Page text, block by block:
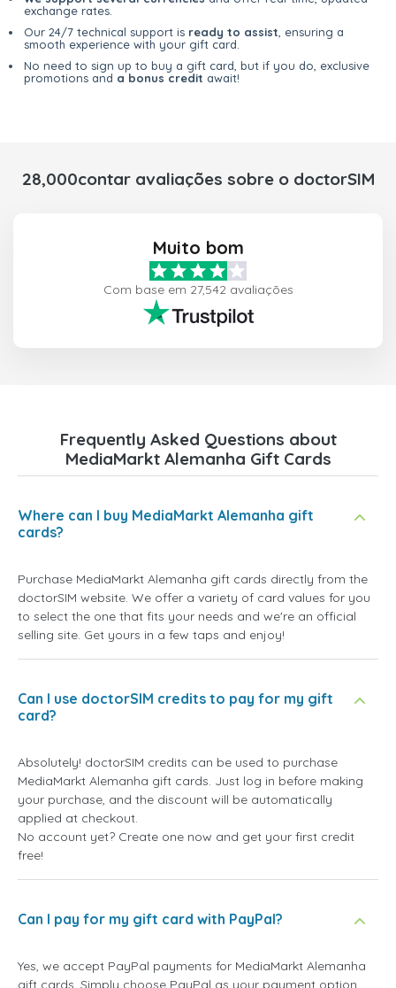
exchange rates.
Our 24/7 technical support is ready to assist , ensuring a
smooth experience with your gift card.
No need to sign up to buy a gift card, but if you do, exclusive
promotions and a bonus credit await!
28,000contar avaliações sobre o doctorSIM
Muito bom
Com base em 27,542 avaliações
Frequently Asked Questions about
MediaMarkt Alemanha Gift Cards
Where can I buy MediaMarkt Alemanha gift
cards?
Purchase MediaMarkt Alemanha gift cards directly from the
doctorSIM website. We offer a variety of card values for you
to select the one that fits your needs and we're an official
selling site. Get yours in a few taps and enjoy!
Can I use doctorSIM credits to pay for my gift
card?
Absolutely! doctorSIM credits can be used to purchase
MediaMarkt Alemanha gift cards. Just log in before making
your purchase, and the discount will be automatically
applied at checkout.
No account yet? Create one now and get your first credit
free!
Can I pay for my gift card with PayPal?
Yes, we accept PayPal payments for MediaMarkt Alemanha
gift cards. Simply choose PayPal as your payment option